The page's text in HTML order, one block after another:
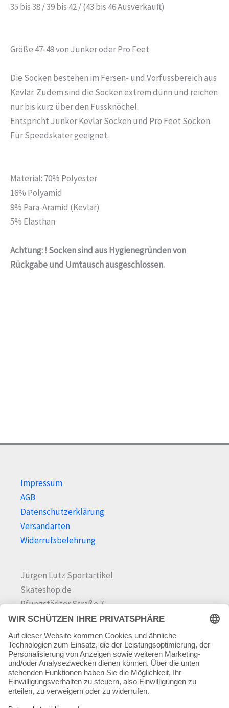
35 bis 38 / 39 bis 42 / (43 bis 46 Ausverkauft)
Größe 47-49 von Junker oder Pro Feet
Die Socken bestehen im Fersen- und Vorfussbereich aus
Kevlar. Zudem sind die Socken extrem dünn und reichen
nur bis kurz über den Fussknöchel.
Entspricht Junker Kevlar Socken und Pro Feet Socken.
Für Speedskater geeignet.
Material: 70% Polyester
16% Polyamid
9% Para-Aramid (Kevlar)
5% Elasthan
Achtung:! Socken sindaus Hygienegründenvon
Rückgabe und Umtauschausgeschlossen.
Impressum
AGB
Datenschutzerklärung
Versandarten
Widerrufsbelehrung
Jürgen Lutz Sportartikel
Skateshop.de
Pfungstädter Straße 7
64342 Seeheim-Jugenheim
Tel.06257 868181
Mail:info@skateshop.de
Warenkorb
Mein Konto